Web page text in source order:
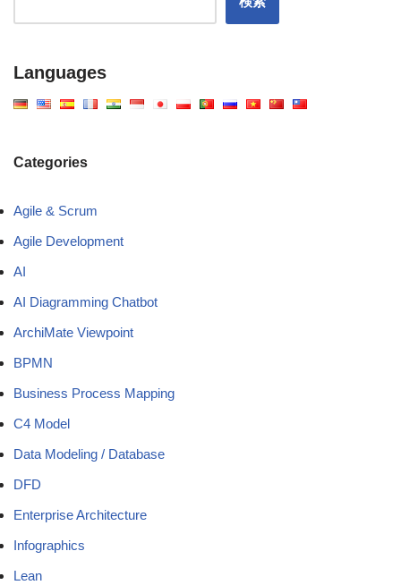
Languages
Categories
Agile & Scrum
Agile Development
AI
AI Diagramming Chatbot
ArchiMate Viewpoint
BPMN
Business Process Mapping
C4 Model
Data Modeling / Database
DFD
Enterprise Architecture
Infographics
Lean